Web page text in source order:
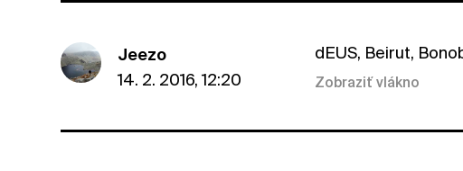
Jeezo
14. 2. 2016, 12:20
dEUS, Beirut,
Zobraziť vlákno